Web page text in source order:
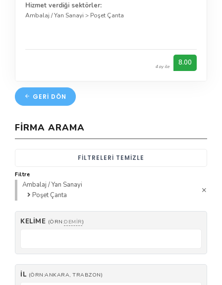
Hizmet verdiği sektörler:
Ambalaj / Yan Sanayi > Poşet Çanta
4 oy ile 8.00
GERI DÖN
FIRMA ARAMA
FILTRELERI TEMIZLE
Filtre
Ambalaj / Yan Sanayi
Poşet Çanta
KELIME (ÖRN:DEMIR)
İL (ÖRN:ANKARA, TRABZON)